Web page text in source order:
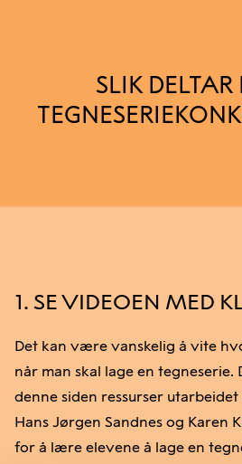
SLIK DELTAR
1. SE VIDEOEN MED
Det kan være vanskelig å vite
når man skal lage en tegneserie.
denne siden ressurser utarbeidet
Hans Jørgen Sandnes og Karen
for å lære elevene å lage en